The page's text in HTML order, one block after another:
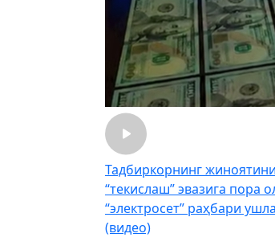
Тадбиркорнинг жиноятини
“текислаш” эвазига пора
“электросет” раҳбари
(видео)